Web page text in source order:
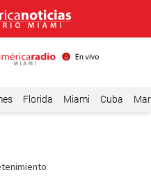
Florida Miami Cuba